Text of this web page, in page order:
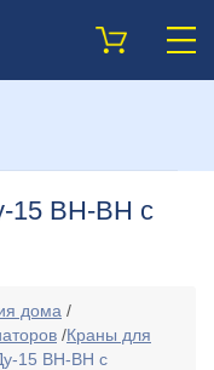
15 ВН-ВН с
дома /
/Краны для
15 ВН-ВН с